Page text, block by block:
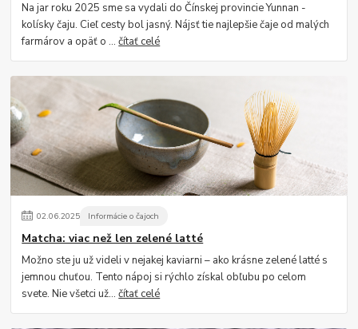
Na jar roku 2025 sme sa vydali do Čínskej provincie Yunnan -
kolísky čaju. Cieľ cesty bol jasný. Nájsť tie najlepšie čaje od malých
farmárov a opäť o ...čítať celé
02.06.2025 Informácie o čajoch
Matcha: viac než len zelené latté
Možno ste ju už videli v nejakej kaviarni – ako krásne zelené latté s
jemnou chuťou. Tento nápoj si rýchlo získal obľubu po celom
svete. Nie všetci už...čítať celé